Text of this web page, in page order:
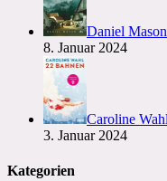
Daniel
8. Januar 2024
Caroline
3. Januar 2024
Kategorien